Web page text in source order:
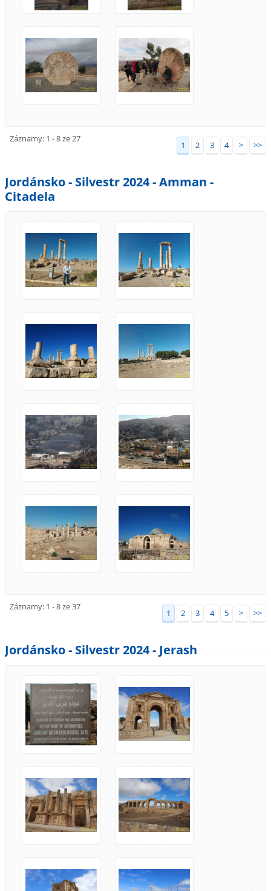
Záznamy: 1 - 8 ze 27
1 2 3 4 > >>
Jordánsko - Silvestr 2024 - Amman -
Citadela
Záznamy: 1 - 8 ze 37
1 2 3 4 5 > >>
Jordánsko - Silvestr 2024 - Jerash